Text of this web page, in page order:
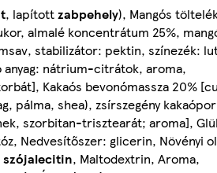
, lapítottzabpehely), Mangós
almalé koncentrátum 25%,
stabilizátor: pektin, színezék:
anyag: nátrium-citrátok, aroma,
Kakaós bevonómassza 20%
pálma, shea), zsírszegény
szorbitan-trisztearát; aroma],
Nedvesítőszer: glicerin, Növényi
szójalecitin, Maltodextrin, Aroma,